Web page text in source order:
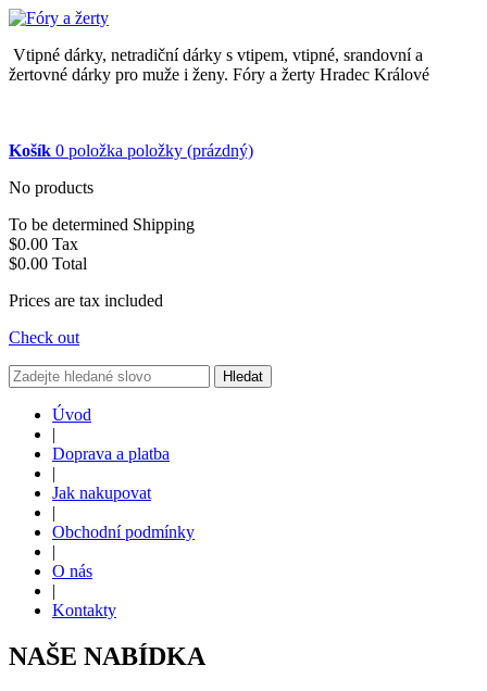
Vtipné dárky, netradiční dárky s vtipem, vtipné, srandovní a
žertovné dárky pro muže i ženy. Fóry a žerty Hradec Králové
Košík 0 položka položky (prázdný)
No products
To be determined Shipping
$0.00 Tax
$0.00 Total
Prices are tax included
Check out
Hledat
Úvod
|
Doprava a platba
|
Jak nakupovat
|
Obchodní podmínky
|
O nás
|
Kontakty
NAŠE NABÍDKA